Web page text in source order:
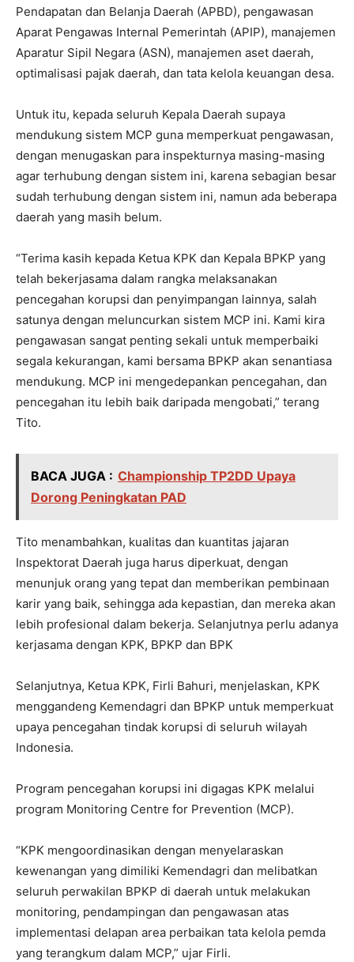
Pendapatan dan Belanja Daerah (APBD), pengawasan
Aparat Pengawas Internal Pemerintah (APIP), manajemen
Aparatur Sipil Negara (ASN), manajemen aset daerah,
optimalisasi pajak daerah, dan tata kelola keuangan desa.
Untuk itu, kepada seluruh Kepala Daerah supaya
mendukung sistem MCP guna memperkuat pengawasan,
dengan menugaskan para inspekturnya masing-masing
agar terhubung dengan sistem ini, karena sebagian besar
sudah terhubung dengan sistem ini, namun ada beberapa
daerah yang masih belum.
“Terima kasih kepada Ketua KPK dan Kepala BPKP yang
telah bekerjasama dalam rangka melaksanakan
pencegahan korupsi dan penyimpangan lainnya, salah
satunya dengan meluncurkan sistem MCP ini. Kami kira
pengawasan sangat penting sekali untuk memperbaiki
segala kekurangan, kami bersama BPKP akan senantiasa
mendukung. MCP ini mengedepankan pencegahan, dan
pencegahan itu lebih baik daripada mengobati,” terang
Tito.
BACA JUGA : Championship TP2DD Upaya
Dorong Peningkatan PAD
Tito menambahkan, kualitas dan kuantitas jajaran
Inspektorat Daerah juga harus diperkuat, dengan
menunjuk orang yang tepat dan memberikan pembinaan
karir yang baik, sehingga ada kepastian, dan mereka akan
lebih profesional dalam bekerja. Selanjutnya perlu adanya
kerjasama dengan KPK, BPKP dan BPK
Selanjutnya, Ketua KPK, Firli Bahuri, menjelaskan, KPK
menggandeng Kemendagri dan BPKP untuk memperkuat
upaya pencegahan tindak korupsi di seluruh wilayah
Indonesia.
Program pencegahan korupsi ini digagas KPK melalui
program Monitoring Centre for Prevention (MCP).
“KPK mengoordinasikan dengan menyelaraskan
kewenangan yang dimiliki Kemendagri dan melibatkan
seluruh perwakilan BPKP di daerah untuk melakukan
monitoring, pendampingan dan pengawasan atas
implementasi delapan area perbaikan tata kelola pemda
yang terangkum dalam MCP,” ujar Firli.